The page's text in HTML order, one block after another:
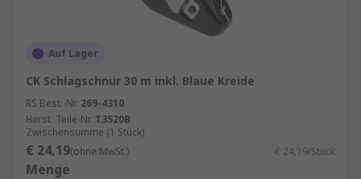
Auf Lager
CK Schlagschnur 30 m inkl. Blaue Kreide
RS Best.-Nr. 269-4310
Herst. Teile-Nr. T3520B
Zwischensumme (1 Stück)
€ 24,19(ohne MwSt.) € 24,19/Stück
Menge